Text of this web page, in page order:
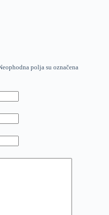
polja su označena